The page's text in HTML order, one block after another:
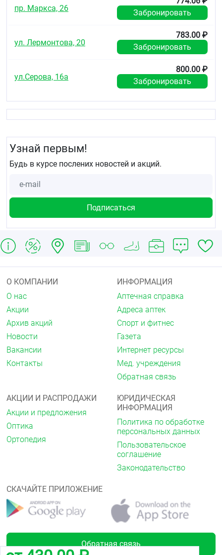
пр. Маркса, 26
Забронировать
ул. Лермонтова, 20
783.00 ₽
Забронировать
ул.Серова, 16а
800.00 ₽
Забронировать
Узнай первым!
Будь в курсе послених новостей и акций.
О КОМПАНИИ
О нас
Акции
Архив акций
Новости
Вакансии
Контакты
ИНФОРМАЦИЯ
Аптечная справка
Адреса аптек
Спорт и фитнес
Газета
Интернет ресурсы
Мед. учреждения
Обратная связь
АКЦИИ И РАСПРОДАЖИ
Акции и предложения
Оптика
Ортопедия
ЮРИДИЧЕСКАЯ
ИНФОРМАЦИЯ
Политика по обработке
персональных данных
Пользовательское
соглашение
Законодательство
СКАЧАЙТЕ ПРИЛОЖЕНИЕ
Обратная связь